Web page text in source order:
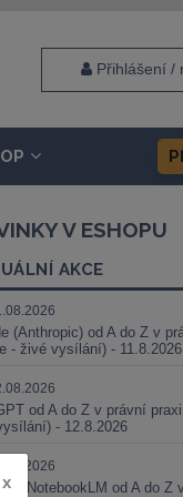
Přihlášení /
V ESHOPU
AKCE
(Anthropic) od A do Z v
- živé vysílání) - 11.8.2026
od A do Z v právní
- 12.8.2026
a NotebookLM od A do Z
x